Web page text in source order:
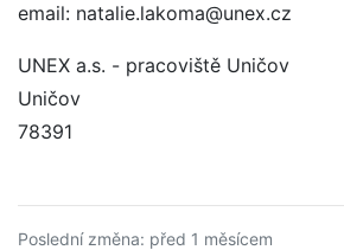
email: natalie.lakoma@unex.cz
UNEX a.s. - pracoviště Uničov
Uničov
78391
Poslední změna: před 1 měsícem